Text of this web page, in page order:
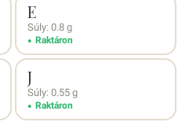
E
Súly: 0.8 g
Raktáron
J
Súly: 0.55 g
Raktáron